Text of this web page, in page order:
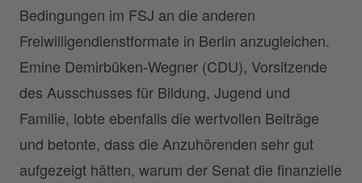
Bedingungen im FSJ an die anderen
Freiwilligendienstformate in Berlin anzugleichen.
Emine Demirbüken-Wegner (CDU), Vorsitzende
des Ausschusses für Bildung, Jugend und
Familie, lobte ebenfalls die wertvollen Beiträge
und betonte, dass die Anzuhörenden sehr gut
aufgezeigt hätten, warum der Senat die finanzielle